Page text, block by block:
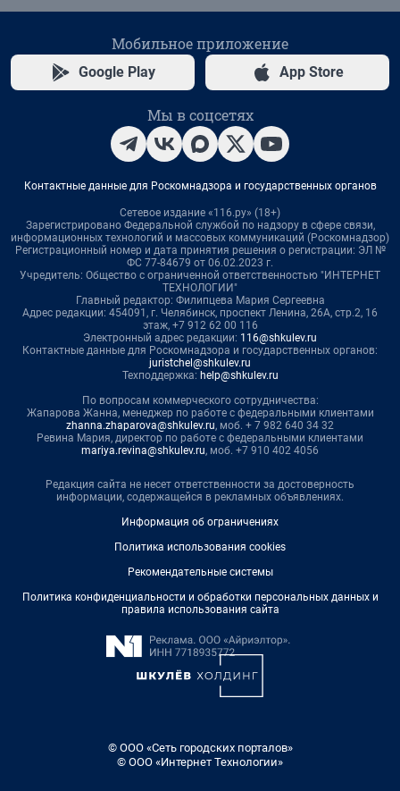
Мобильное приложение
Google Play App Store
Мы в соцсетях
Контактные данные для Роскомнадзора и государственных органов
Сетевое издание «116.ру» (18+)
Зарегистрировано Федеральной службой по надзору в сфере связи,
информационных технологий и массовых коммуникаций (Роскомнадзор)
Регистрационный номер и дата принятия решения о регистрации: ЭЛ №
ФС 77-84679 от 06.02.2023 г.
Учредитель: Общество с ограниченной ответственностью "ИНТЕРНЕТ
ТЕХНОЛОГИИ"
Главный редактор: Филипцева Мария Сергеевна
Адрес редакции: 454091, г. Челябинск, проспект Ленина, 26А, стр.2, 16
этаж, +7 912 62 00 116
Электронный адрес редакции: 116@shkulev.ru
Контактные данные для Роскомнадзора и государственных органов:
juristchel@shkulev.ru
Техподдержка: help@shkulev.ru
По вопросам коммерческого сотрудничества:
Жапарова Жанна, менеджер по работе с федеральными клиентами
zhanna.zhaparova@shkulev.ru, моб. + 7 982 640 34 32
Ревина Мария, директор по работе с федеральными клиентами
mariya.revina@shkulev.ru, моб. +7 910 402 4056
Редакция сайта не несет ответственности за достоверность
информации, содержащейся в рекламных объявлениях.
Информация об ограничениях
Политика использования cookies
Рекомендательные системы
Политика конфиденциальности и обработки персональных данных и
правила использования сайта
© ООО «Сеть городских порталов»
© ООО «Интернет Технологии»